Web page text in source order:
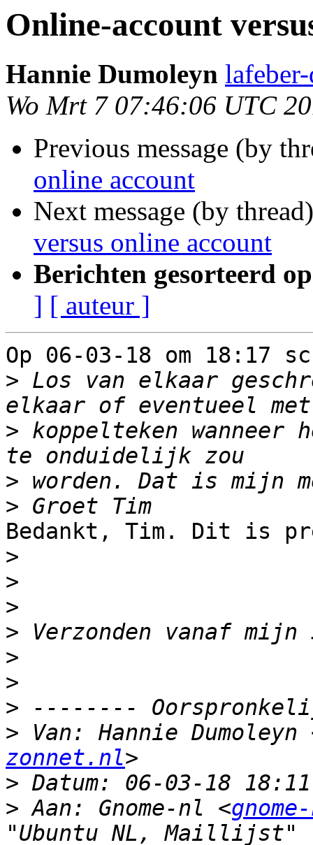
Online-account
Hannie Dumoleyn
Wo Mrt 7 07:46:06 UTC
Previous message (by
online account
Next message (by
versus online account
Berichten gesorteerd
] [ auteur ]
Op 06-03-18 om 18:17
> Los van elkaar
> koppelteken wanneer
>
>
Bedankt, Tim. Dit is
>
>
>
>
>
>
>
> Van: Hannie Dumoleyn
zonnet.nl
>
> Aan: Gnome-nl <